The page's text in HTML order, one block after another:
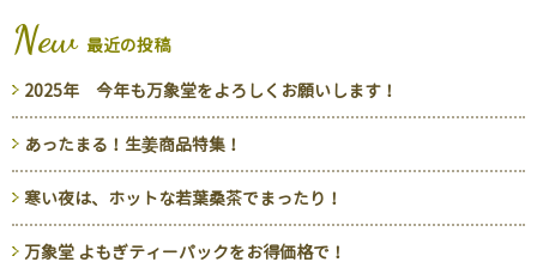
New 最近の投稿
2025年 今年も万象堂をよろしくお願いします！
あったまる！生姜商品特集！
寒い夜は、ホットな若葉桑茶でまったり！
万象堂 よもぎティーパックをお得価格で！